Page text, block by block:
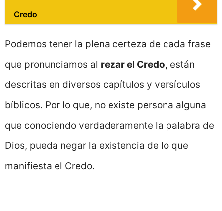
Credo
Podemos tener la plena certeza de cada frase
que pronunciamos al rezar el Credo, están
descritas en diversos capítulos y versículos
bíblicos. Por lo que, no existe persona alguna
que conociendo verdaderamente la palabra de
Dios, pueda negar la existencia de lo que
manifiesta el Credo.